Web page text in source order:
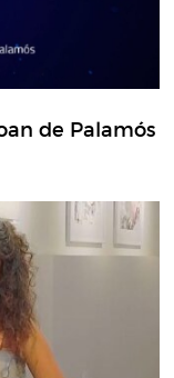
de Palamós